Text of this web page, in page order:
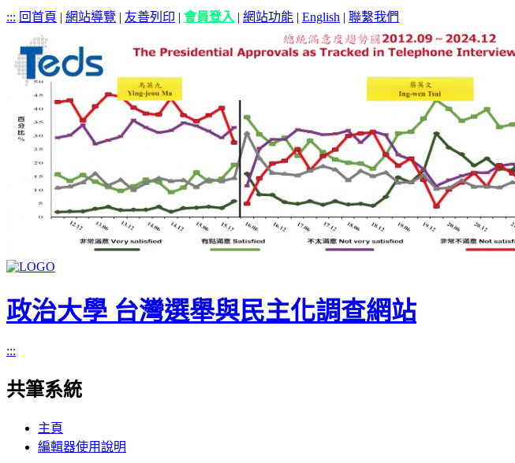
::: 回首頁 | 網站導覽 | 友善列印 | 會員登入 | 網站功能 | English | 聯繫我們
政治大學 台灣選舉與民主化調查網站
:::
共筆系統
主頁
編輯器使用說明